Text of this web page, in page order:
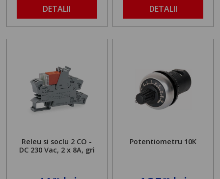
DETALII DETALII
Releu si soclu 2 CO -
DC 230 Vac, 2 x 8A, gri
Potentiometru 10K